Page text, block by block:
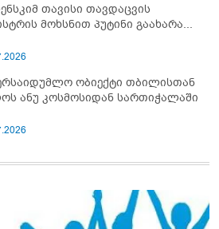
თავისი თავდაცვის
მოხსნით პუტინი გაახარა...
ობიექტი თბილისთან
ახლოს ანუ კოსმოსიდან სართიჭალაში